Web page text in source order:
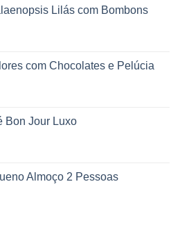
Lilás com Bombons
com Chocolates e Pelúcia
Bon Jour Luxo
Almoço 2 Pessoas